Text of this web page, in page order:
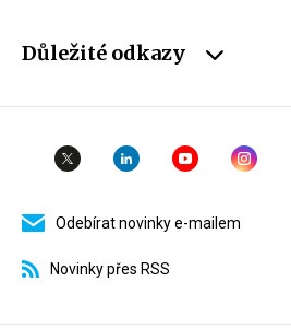
Důležité odkazy
Odebírat novinky e-mailem
Novinky přes RSS